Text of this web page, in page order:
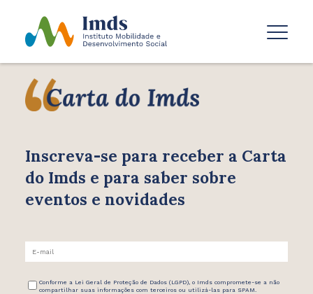
Inscreva-se para receber a Carta
do Imds e para saber sobre
eventos e novidades
Conforme a Lei Geral de Proteção de Dados (LGPD), o Imds compromete-se a não
compartilhar suas informações com terceiros ou utilizá-las para SPAM.